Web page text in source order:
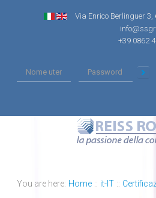
Via Enrico Berlinguer 3,
+39 0862
You are here: Home :: it-IT ::